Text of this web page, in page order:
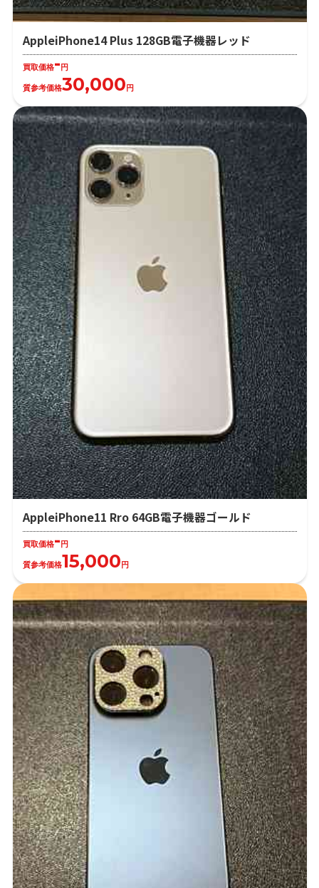
AppleiPhone14 Plus 128GB電子機器レッド
買取価格-円
質参考価格30,000円
AppleiPhone11 Rro 64GB電子機器ゴールド
買取価格- 円
質参考価格15,000 円